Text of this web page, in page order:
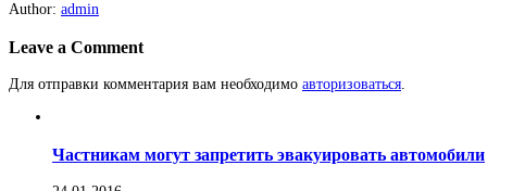
Author: admin
Leave a Comment
Для отправки комментария вам необходимо авторизоваться.
Частникам могут запретить эвакуировать автомобили